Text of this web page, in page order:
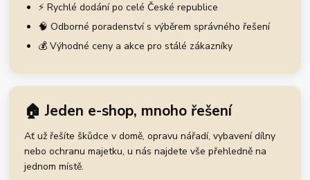
⚡ Rychlé dodání po celé České republice
🧠 Odborné poradenství s výběrem správného řešení
💰 Výhodné ceny a akce pro stálé zákazníky
🏠 Jeden e-shop, mnoho řešení
Ať už řešíte škůdce v domě, opravu nářadí, vybavení dílny
nebo ochranu majetku, u nás najdete vše přehledně na
jednom místě.